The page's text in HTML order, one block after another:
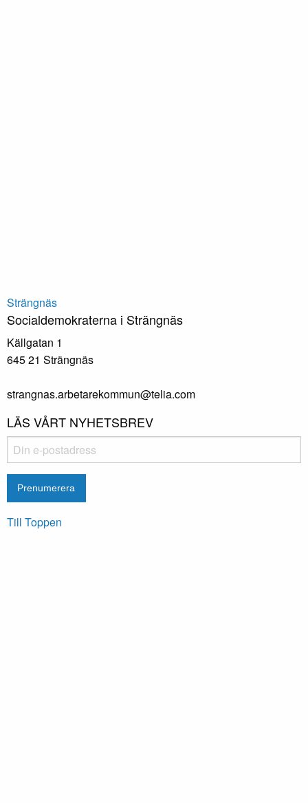
Strängnäs
Socialdemokraterna i Strängnäs
Källgatan 1
645 21 Strängnäs
strangnas.arbetarekommun@telia.com
LÄS VÅRT NYHETSBREV
Till Toppen